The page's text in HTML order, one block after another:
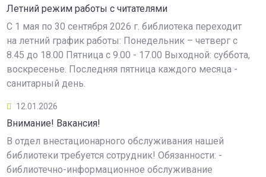
Летний режим работы с читателями
С 1 мая по 30 сентября 2026 г. библиотека переходит
на летний график работы: Понедельник – четверг с
8.45 до 18.00 Пятница с 9.00 - 17.00 Выходной: суббота,
воскресенье. Последняя пятница каждого месяца -
санитарный день.
12.01.2026
Внимание! Вакансия!
В отдел внестационарного обслуживания нашей
библиотеки требуется сотрудник! Обязанности: -
библиотечно-информационное обслуживание